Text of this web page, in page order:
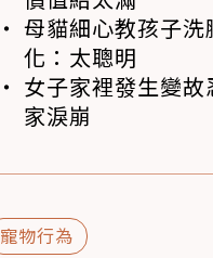
母貓細心教孩子
化：太聰明
女子家裡發生變
家淚崩
寵物行為